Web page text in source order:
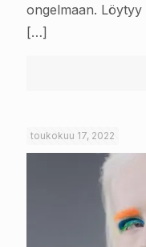
ongelmaan.
[…]
toukokuu 17, 2022